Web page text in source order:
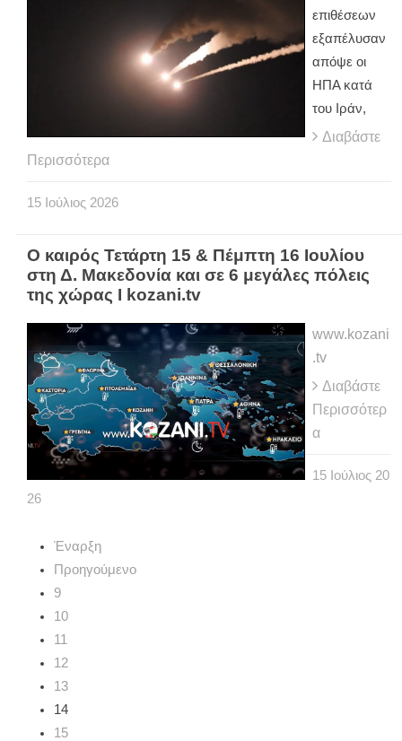
επιθέσεων
εξαπέλυσαν
απόψε οι
ΗΠΑ κατά
του Ιράν,
Διαβάστε
Περισσότερα
15 Ιούλιος 2026
Ο καιρός Τετάρτη 15 & Πέμπτη 16 Ιουλίου
στη Δ. Μακεδονία και σε 6 μεγάλες πόλεις
της χώρας Ι kozani.tv
www.kozani
.tv
Διαβάστε
Περισσότερ
α
15 Ιούλιος 20
26
Έναρξη
Προηγούμενο
9
10
11
12
13
14
15